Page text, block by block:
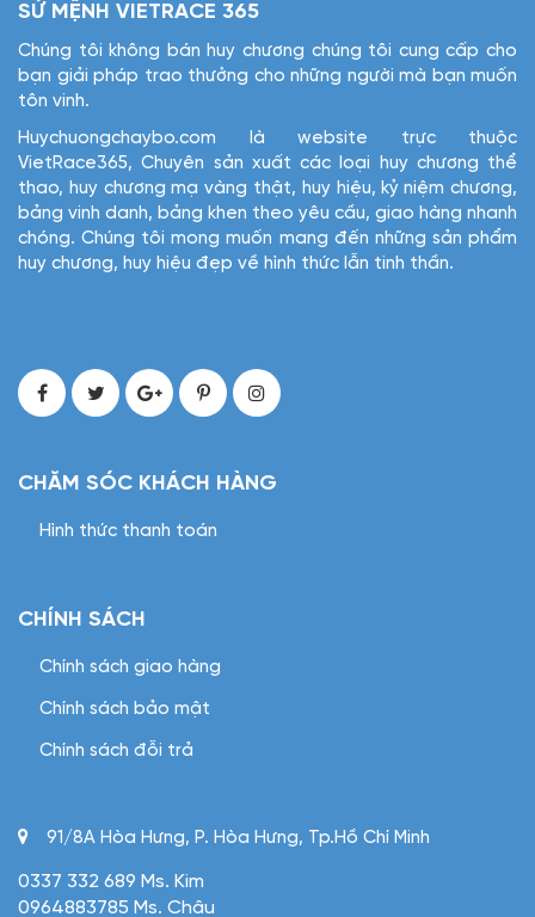
SỨ MỆNH VIETRACE 365
Chúng tôi không bán huy chương chúng tôi cung cấp cho
bạn giải pháp trao thưởng cho những người mà bạn muốn
tôn vinh.
Huychuongchaybo.com là website trực thuộc
VietRace365, Chuyên sản xuất các loại huy chương thể
thao, huy chương mạ vàng thật, huy hiệu, kỷ niệm chương,
bảng vinh danh, bảng khen theo yêu cầu, giao hàng nhanh
chóng. Chúng tôi mong muốn mang đến những sản phẩm
huy chương, huy hiệu đẹp về hình thức lẫn tinh thần.
CHĂM SÓC KHÁCH HÀNG
Hình thức thanh toán
CHÍNH SÁCH
Chính sách giao hàng
Chính sách bảo mật
Chính sách đỗi trả
91/8A Hòa Hưng, P. Hòa Hưng, Tp.Hồ Chí Minh
0337 332 689 Ms. Kim
0964883785 Ms. Châu